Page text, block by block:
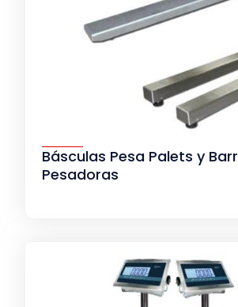
Básculas Pesa Palets y
Pesadoras